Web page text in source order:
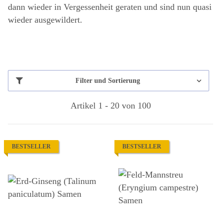
dann wieder in Vergessenheit geraten und sind nun quasi
wieder ausgewildert.
Filter und Sortierung
Artikel 1 - 20 von 100
BESTSELLER BESTSELLER